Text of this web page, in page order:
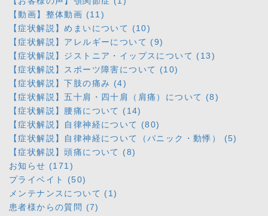
【動画】整体動画 (11)
【症状解説】めまいについて (10)
【症状解説】アレルギーについて (9)
【症状解説】ジストニア・イップスについて (13)
【症状解説】スポーツ障害について (10)
【症状解説】下肢の痛み (4)
【症状解説】五十肩・四十肩（肩痛）について (8)
【症状解説】腰痛について (14)
【症状解説】自律神経について (80)
【症状解説】自律神経について（パニック・動悸） (5)
【症状解説】頭痛について (8)
お知らせ (171)
プライベイト (50)
メンテナンスについて (1)
患者様からの質問 (7)